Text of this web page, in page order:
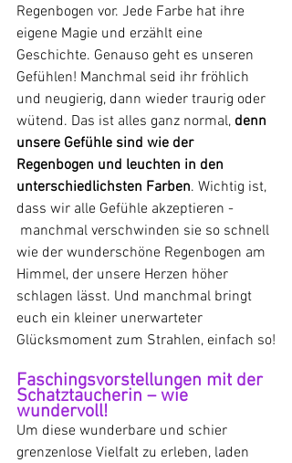
Regenbogen vor. Jede Farbe hat ihre
eigene Magie und erzählt eine
Geschichte. Genauso geht es unseren
Gefühlen! Manchmal seid ihr fröhlich
und neugierig, dann wieder traurig oder
wütend. Das ist alles ganz normal, denn
unsere Gefühle sind wie der
Regenbogen und leuchten in den
unterschiedlichsten Farben. Wichtig ist,
dass wir alle Gefühle akzeptieren -
manchmal verschwinden sie so schnell
wie der wunderschöne Regenbogen am
Himmel, der unsere Herzen höher
schlagen lässt. Und manchmal bringt
euch ein kleiner unerwarteter
Glücksmoment zum Strahlen, einfach so!
Faschingsvorstellungen mit der
Schatztaucherin – wie
wundervoll!
Um diese wunderbare und schier
grenzenlose Vielfalt zu erleben, laden